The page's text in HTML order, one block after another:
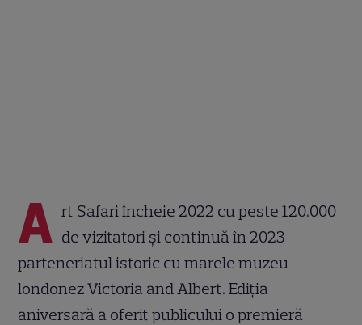
A rt Safari încheie 2022 cu peste 120.000
de vizitatori și continuă în 2023
parteneriatul istoric cu marele muzeu
londonez Victoria and Albert. Ediția
aniversară a oferit publicului o premieră